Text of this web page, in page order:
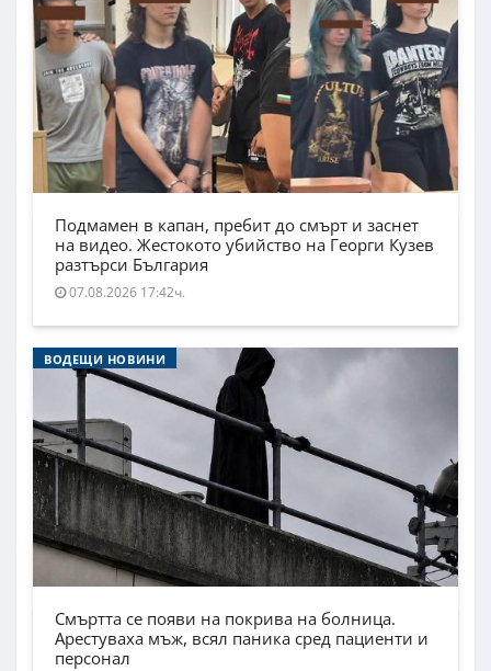
Подмамен в капан, пребит до смърт и заснет
на видео. Жестокото убийство на Георги Кузев
разтърси България
07.08.2026 17:42ч.
ВОДЕЩИ НОВИНИ
Смъртта се появи на покрива на болница.
Арестуваха мъж, всял паника сред пациенти и
персонал